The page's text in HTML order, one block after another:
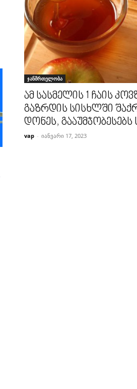
ჯანმრთელობა
ამ სასმელის 1 ჩაის
გაზრდის სისხლში
დონეს, გააუმჯობესებს
vap - იანვარი 17, 2023